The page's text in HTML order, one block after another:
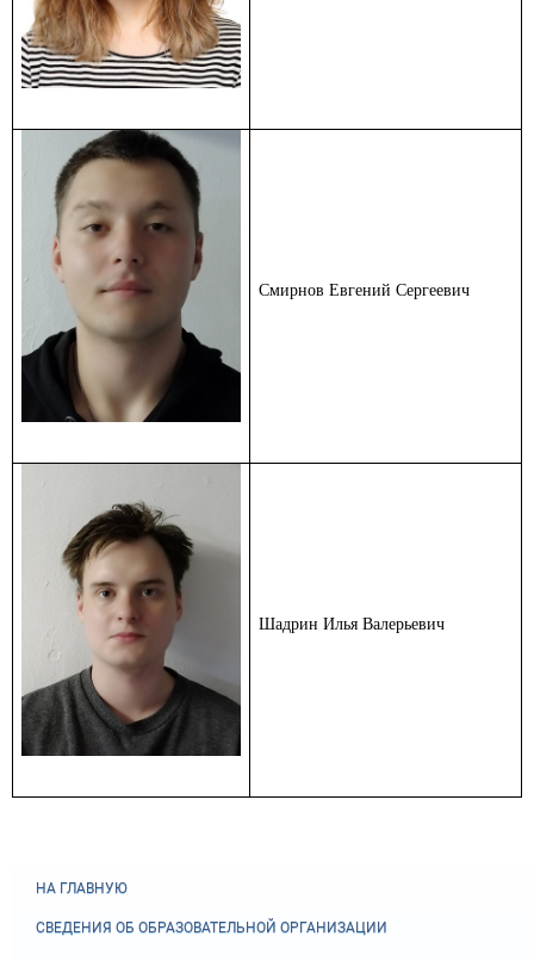
Смирнов Евгений Сергеевич
Шадрин Илья Валерьевич
НА ГЛАВНУЮ
СВЕДЕНИЯ ОБ ОБРАЗОВАТЕЛЬНОЙ ОРГАНИЗАЦИИ